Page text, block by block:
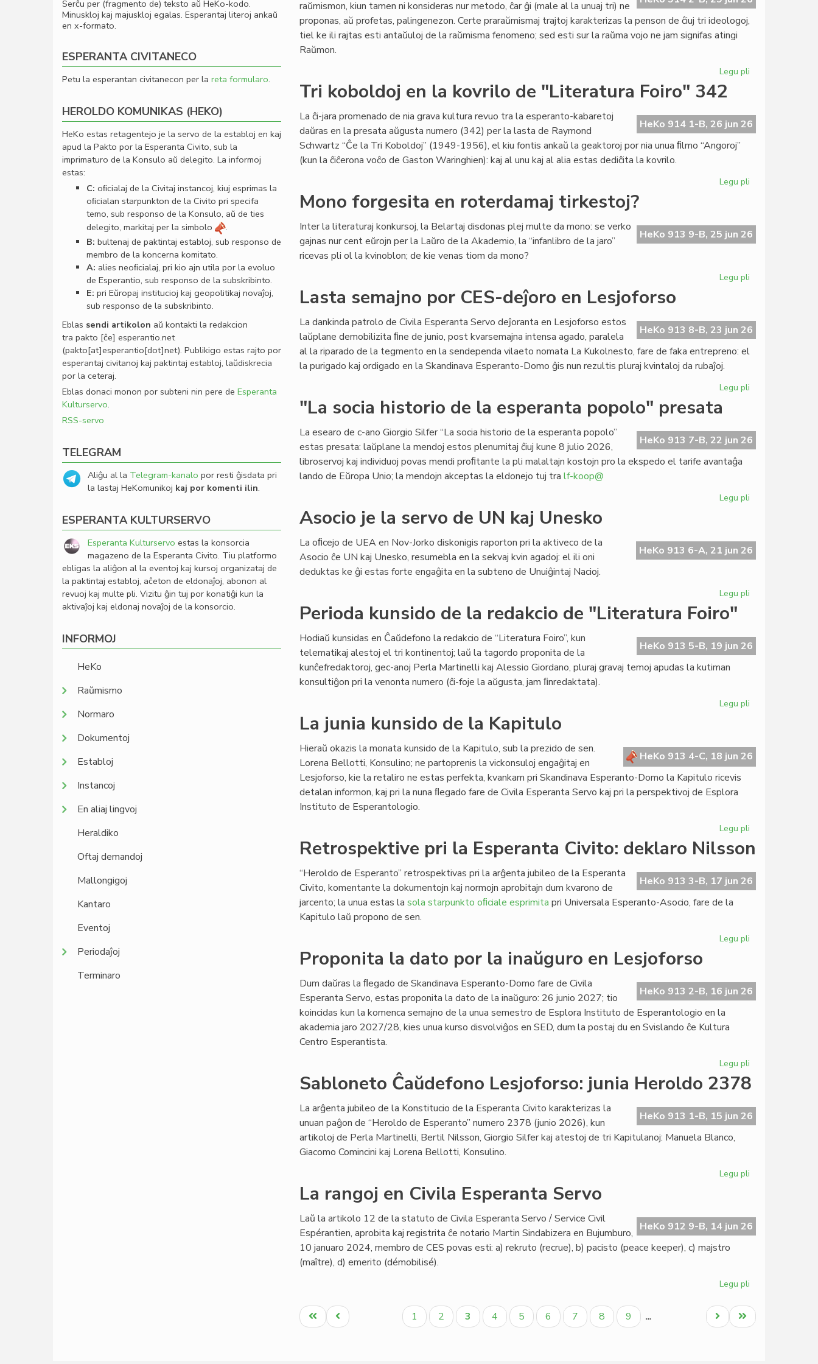
raŭmismon, kiun tamen ni konsideras nur metodo, ĉar ĝi (male al la unuaj tri) ne
proponas, aŭ profetas, palingenezon. Certe praraŭmismaj trajtoj karakterizas la penson de ĉiuj tri ideologoj,
tiel ke ili rajtas esti antaŭuloj de la raŭmisma fenomeno; sed esti sur la raŭma vojo ne jam signifas atingi
Raŭmon.
Legu pli
ĵus
presita
Tri koboldoj en la kovrilo de "Literatura Foiro" 342
HeKo 914 1-B, 26 jun 26
La ĉi-jara promenado de nia grava kultura revuo tra la esperanto-kabaretoj
daŭras en la presata aŭgusta numero (342) per la lasta de Raymond
Schwartz “Ĉe la Tri Koboldoj” (1949-1956), el kiu fontis ankaŭ la geaktoroj por nia unua ﬁlmo “Angoroj”
(kun la ĉiĉerona voĉo de Gaston Waringhien): kaj al unu kaj al alia estas dediĉita la kovrilo.
Legu pli
la
kovrilo
Mono forgesita en roterdamaj tirkestoj?
HeKo 913 9-B, 25 jun 26
Inter la literaturaj konkursoj, la Belartaj disdonas plej multe da mono: se verko
gajnas nur cent eŭrojn per la Laŭro de la Akademio, la “infanlibro de la jaro”
ricevas pli ol la kvinoblon; de kie venas tiom da mono?
Legu pli
roterdamaj
tirkestoj?
Lasta semajno por CES-deĵoro en Lesjoforso
HeKo 913 8-B, 23 jun 26
La dankinda patrolo de Civila Esperanta Servo deĵoranta en Lesjoforso estos
laŭplane demobilizita ﬁne de junio, post kvarsemajna intensa agado, paralela
al la riparado de la tegmento en la sendependa vilaeto nomata La Kukolnesto, fare de faka entrepreno: el
la purigado kaj ordigado en la Skandinava Esperanto-Domo ĝis nun rezultis pluraj kvintaloj da rubaĵoj.
Legu pli
CES-
deĵoro
"La socia historio de la esperanta popolo" presata
HeKo 913 7-B, 22 jun 26
La esearo de c-ano Giorgio Silfer “La socia historio de la esperanta popolo”
estas presata: laŭplane la mendoj estos plenumitaj ĉiuj kune 8 julio 2026,
libroservoj kaj individuoj povas mendi proﬁtante la pli malaltajn kostojn pro la ekspedo el tarife avantaĝa
lando de Eŭropa Unio; la mendojn akceptas la eldonejo tuj tra lf-koop@
Legu pli
de
la
Asocio je la servo de UN kaj Unesko
HeKo 913 6-A, 21 jun 26
La oﬁcejo de UEA en Nov-Jorko diskonigis raporton pri la aktiveco de la
Asocio ĉe UN kaj Unesko, resumebla en la sekvaj kvin agadoj: el ili oni
deduktas ke ĝi estas forte engaĝita en la subteno de Unuiĝintaj Nacioj.
Legu pli
servo
de
Perioda kunsido de la redakcio de "Literatura Foiro"
HeKo 913 5-B, 19 jun 26
Hodiaŭ kunsidas en Ĉaŭdefono la redakcio de “Literatura Foiro”, kun
telematikaj alestoj el tri kontinentoj; laŭ la tagordo proponita de la
kunĉefredaktoroj, gec-anoj Perla Martinelli kaj Alessio Giordano, pluraj gravaj temoj apudas la kutiman
konsultiĝon pri la venonta numero (ĉi-foje la aŭgusta, jam ﬁnredaktata).
Legu pli
la
redakcio
La junia kunsido de la Kapitulo
HeKo 913 4-C, 18 jun 26
Hieraŭ okazis la monata kunsido de la Kapitulo, sub la prezido de sen.
Lorena Bellotti, Konsulino; ne partoprenis la vickonsuloj engaĝitaj en
Lesjoforso, kie la retaliro ne estas perfekta, kvankam pri Skandinava Esperanto-Domo la Kapitulo ricevis
detalan informon, kaj pri la nuna ﬂegado fare de Civila Esperanta Servo kaj pri la perspektivoj de Esplora
Instituto de Esperantologio.
Legu pli
junia
de
la
Retrospektive pri la Esperanta Civito: deklaro Nilsson
HeKo 913 3-B, 17 jun 26
“Heroldo de Esperanto” retrospektivas pri la arĝenta jubileo de la Esperanta
Civito, komentante la dokumentojn kaj normojn aprobitajn dum kvarono de
jarcento; la unua estas la sola starpunkto oﬁciale esprimita pri Universala Esperanto-Asocio, fare de la
Kapitulo laŭ propono de sen.
Legu pli
Esperanta
Civito:
Proponita la dato por la inaŭguro en Lesjoforso
HeKo 913 2-B, 16 jun 26
Dum daŭras la ﬂegado de Skandinava Esperanto-Domo fare de Civila
Esperanta Servo, estas proponita la dato de la inaŭguro: 26 junio 2027; tio
koincidas kun la komenca semajno de la unua semestro de Esplora Instituto de Esperantologio en la
akademia jaro 2027/28, kies unua kurso disvolviĝos en SED, dum la postaj du en Svislando ĉe Kultura
Centro Esperantista.
Legu pli
Proponita
la
por
la
Sabloneto Ĉaŭdefono Lesjoforso: junia Heroldo 2378
HeKo 913 1-B, 15 jun 26
La arĝenta jubileo de la Konstitucio de la Esperanta Civito karakterizas la
unuan paĝon de “Heroldo de Esperanto” numero 2378 (junio 2026), kun
artikoloj de Perla Martinelli, Bertil Nilsson, Giorgio Silfer kaj atestoj de tri Kapitulanoj: Manuela Blanco,
Giacomo Comincini kaj Lorena Bellotti, Konsulino.
Legu pli
junia
Heroldo
La rangoj en Civila Esperanta Servo
HeKo 912 9-B, 14 jun 26
Laŭ la artikolo 12 de la statuto de Civila Esperanta Servo / Service Civil
Espérantien, aprobita kaj registrita ĉe notario Martin Sindabizera en Bujumburo,
10 januaro 2024, membro de CES povas esti: a) rekruto (recrue), b) pacisto (peace keeper), c) majstro
(maître), d) emerito (démobilisé).
Legu pli
rangoj
en
Pagination
Unua
paĝo
Antaŭa
paĝo
Paĝo
1 Paĝo
2
Aktuala
paĝo
3 Paĝo
4 Paĝo
5 Paĝo
6 Paĝo
7 Paĝo
8 Paĝo
9 …
Last
page
Next
page
Serĉu per (fragmento de) teksto aŭ HeKo-kodo.
Minuskloj kaj majuskloj egalas. Esperantaj literoj ankaŭ
en x-formato.
ESPERANTA CIVITANECO
Petu la esperantan civitanecon per la reta formularo.
HEROLDO KOMUNIKAS (HEKO)
HeKo estas retagentejo je la servo de la establoj en kaj
apud la Pakto por la Esperanta Civito, sub la
imprimaturo de la Konsulo aŭ delegito. La informoj
estas:
C: oﬁcialaj de la Civitaj instancoj, kiuj esprimas la
oﬁcialan starpunkton de la Civito pri specifa
temo, sub responso de la Konsulo, aŭ de ties
delegito, markitaj per la simbolo
.
B: bultenaj de paktintaj establoj, sub responso de
membro de la koncerna komitato.
A: alies neoﬁcialaj, pri kio ajn utila por la evoluo
de Esperantio, sub responso de la subskribinto.
E: pri Eŭropaj institucioj kaj geopolitikaj novaĵoj,
sub responso de la subskribinto.
Eblas sendi artikolon aŭ kontakti la redakcion
tra pakto [ĉe] esperantio.net
(pakto[at]esperantio[dot]net). Publikigo estas rajto por
esperantaj civitanoj kaj paktintaj establoj, laŭdiskrecia
por la ceteraj.
Eblas donaci monon por subteni nin pere de Esperanta
Kulturservo.
RSS-servo
TELEGRAM
Aliĝu al la Telegram-kanalo por resti ĝisdata pri
la lastaj HeKomunikoj kaj por komenti ilin.
ESPERANTA KULTURSERVO
Esperanta Kulturservo estas la konsorcia
magazeno de la Esperanta Civito. Tiu platformo
ebligas la aliĝon al la eventoj kaj kursoj organizataj de
la paktintaj establoj, aĉeton de eldonaĵoj, abonon al
revuoj kaj multe pli. Vizitu ĝin tuj por konatiĝi kun la
aktivaĵoj kaj eldonaj novaĵoj de la konsorcio.
INFORMOJ
HeKo
Raŭmismo
Normaro
Dokumentoj
Establoj
Instancoj
En aliaj lingvoj
Heraldiko
Oftaj demandoj
Mallongigoj
Kantaro
Eventoj
Periodaĵoj
Terminaro